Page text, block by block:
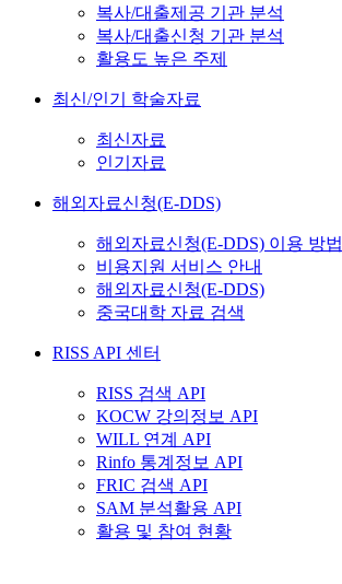
복사/대출제공 기관 분석
복사/대출신청 기관 분석
활용도 높은 주제
최신/인기 학술자료
최신자료
인기자료
해외자료신청(E-DDS)
해외자료신청(E-DDS) 이용 방법
비용지원 서비스 안내
해외자료신청(E-DDS)
중국대학 자료 검색
RISS API 센터
RISS 검색 API
KOCW 강의정보 API
WILL 연계 API
Rinfo 통계정보 API
FRIC 검색 API
SAM 분석활용 API
활용 및 참여 현황